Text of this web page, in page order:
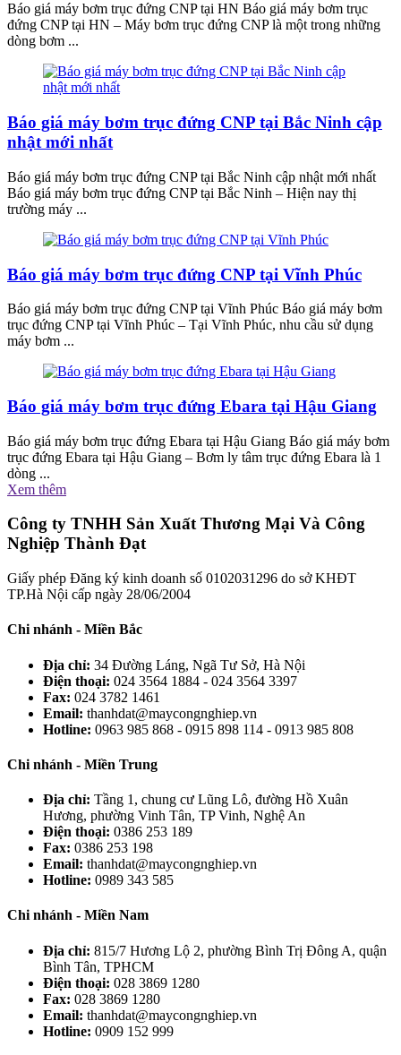
Báo giá máy bơm trục đứng CNP tại HN Báo giá máy bơm trục
đứng CNP tại HN – Máy bơm trục đứng CNP là một trong những
dòng bơm ...
Báo giá máy bơm trục đứng CNP tại Bắc Ninh cập
nhật mới nhất
Báo giá máy bơm trục đứng CNP tại Bắc Ninh cập nhật mới nhất
Báo giá máy bơm trục đứng CNP tại Bắc Ninh – Hiện nay thị
trường máy ...
Báo giá máy bơm trục đứng CNP tại Vĩnh Phúc
Báo giá máy bơm trục đứng CNP tại Vĩnh Phúc Báo giá máy bơm
trục đứng CNP tại Vĩnh Phúc – Tại Vĩnh Phúc, nhu cầu sử dụng
máy bơm ...
Báo giá máy bơm trục đứng Ebara tại Hậu Giang
Báo giá máy bơm trục đứng Ebara tại Hậu Giang Báo giá máy bơm
trục đứng Ebara tại Hậu Giang – Bơm ly tâm trục đứng Ebara là 1
dòng ...
Xem thêm
Công ty TNHH Sản Xuất Thương Mại Và Công
Nghiệp Thành Đạt
Giấy phép Đăng ký kinh doanh số 0102031296 do sở KHĐT
TP.Hà Nội cấp ngày 28/06/2004
Chi nhánh - Miền Bắc
Địa chỉ: 34 Đường Láng, Ngã Tư Sở, Hà Nội
Điện thoại: 024 3564 1884 - 024 3564 3397
Fax: 024 3782 1461
Email: thanhdat@maycongnghiep.vn
Hotline: 0963 985 868 - 0915 898 114 - 0913 985 808
Chi nhánh - Miền Trung
Địa chỉ: Tầng 1, chung cư Lũng Lô, đường Hồ Xuân
Hương, phường Vinh Tân, TP Vinh, Nghệ An
Điện thoại: 0386 253 189
Fax: 0386 253 198
Email: thanhdat@maycongnghiep.vn
Hotline: 0989 343 585
Chi nhánh - Miền Nam
Địa chỉ: 815/7 Hương Lộ 2, phường Bình Trị Đông A, quận
Bình Tân, TPHCM
Điện thoại: 028 3869 1280
Fax: 028 3869 1280
Email: thanhdat@maycongnghiep.vn
Hotline: 0909 152 999